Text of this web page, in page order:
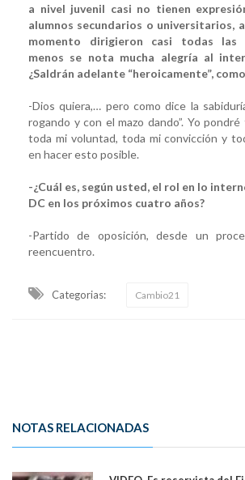
a nivel juvenil casi no tienen
alumnos secundarios o universitarios,
momento dirigieron casi todas las
menos se nota mucha alegría al
¿Saldrán adelante “heroicamente”,
-Dios quiera,… pero como dice la
rogando y con el mazo dando”. Yo
toda mi voluntad, toda mi convicción y
en hacer esto posible.
-¿Cuál es, según usted, el rol en lo
DC en los próximos cuatro años?
-Partido de oposición, desde un
reencuentro.
Categorias: Cambio21
NOTAS RELACIONADAS